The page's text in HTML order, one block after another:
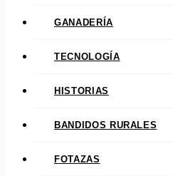
GANADERÍA
TECNOLOGÍA
HISTORIAS
BANDIDOS RURALES
FOTAZAS